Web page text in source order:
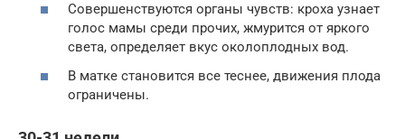
Совершенствуются органы чувств: кроха узнает
голос мамы среди прочих, жмурится от яркого
света, определяет вкус околоплодных вод.
В матке становится все теснее, движения плода
ограничены.